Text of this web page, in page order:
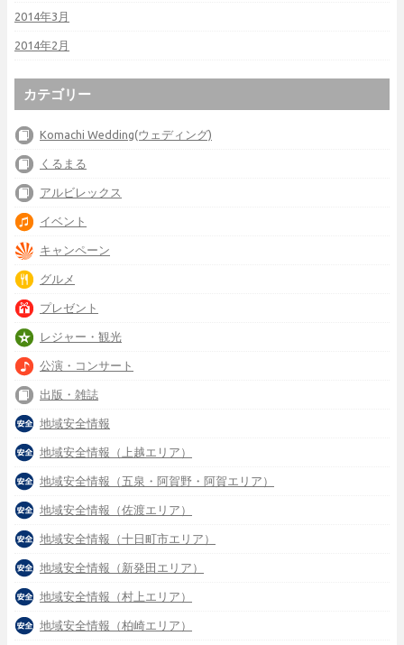
2014年3月
2014年2月
カテゴリー
Komachi Wedding(ウェディング)
くるまる
アルビレックス
イベント
キャンペーン
グルメ
プレゼント
レジャー・観光
公演・コンサート
出版・雑誌
地域安全情報
地域安全情報（上越エリア）
地域安全情報（五泉・阿賀野・阿賀エリア）
地域安全情報（佐渡エリア）
地域安全情報（十日町市エリア）
地域安全情報（新発田エリア）
地域安全情報（村上エリア）
地域安全情報（柏崎エリア）